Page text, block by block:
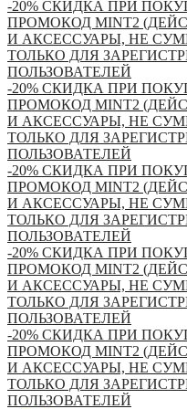
-20% СКИДКА ПРИ
ПРОМОКОД MINT2
И АКСЕССУАРЫ, НЕ
ТОЛЬКО ДЛЯ
ПОЛЬЗОВАТЕЛЕЙ
-20% СКИДКА ПРИ
ПРОМОКОД MINT2
И АКСЕССУАРЫ, НЕ
ТОЛЬКО ДЛЯ
ПОЛЬЗОВАТЕЛЕЙ
-20% СКИДКА ПРИ
ПРОМОКОД MINT2
И АКСЕССУАРЫ, НЕ
ТОЛЬКО ДЛЯ
ПОЛЬЗОВАТЕЛЕЙ
-20% СКИДКА ПРИ
ПРОМОКОД MINT2
И АКСЕССУАРЫ, НЕ
ТОЛЬКО ДЛЯ
ПОЛЬЗОВАТЕЛЕЙ
-20% СКИДКА ПРИ
ПРОМОКОД MINT2
И АКСЕССУАРЫ, НЕ
ТОЛЬКО ДЛЯ
ПОЛЬЗОВАТЕЛЕЙ